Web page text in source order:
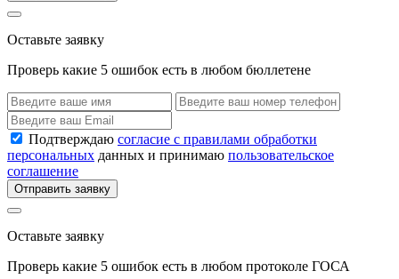
Оставьте заявку
Проверь какие 5 ошибок есть в любом бюллетене
Подтверждаю согласие с правилами обработки
персональных данных и принимаю пользовательское
соглашение
Отправить заявку
Оставьте заявку
Проверь какие 5 ошибок есть в любом протоколе ГОСА